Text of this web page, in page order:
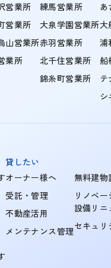
営業所
営業所
山営業所
業所
練馬営業所
大泉学園営業所
赤羽営業所
北千住営業所
錦糸町営業所
大
浦
船
テ
貸したい
オーナー様へ
受託・管理
不動産活用
メンテナンス管理
無料建
リノベ
設備リニ
セキュリ